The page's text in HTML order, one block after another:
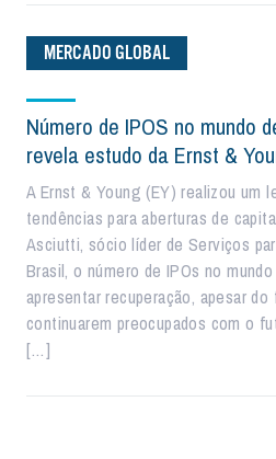
MERCADO GLOBAL
Número de IPOS no mundo
revela estudo da Ernst &
A Ernst & Young (EY) realizou um
tendências para aberturas de
Asciutti, sócio líder de Serviços
Brasil, o número de IPOs no
apresentar recuperação, apesar
continuarem preocupados com o
[…]